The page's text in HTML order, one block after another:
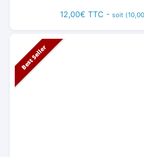
12,00€ TTC - soit (10,00
Best Seller